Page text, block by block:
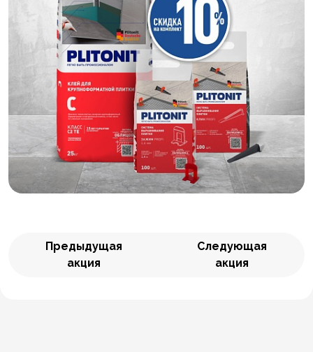
Предыдущая
акция
Следующая
акция